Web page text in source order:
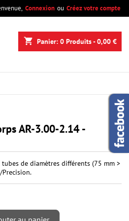
Connexion ou Créez votre compte
shopping_cart Panier: 0 Produits - 0,00 €
AR-3.00-2.14 -
de diamètres différents (75 mm >
Precision.